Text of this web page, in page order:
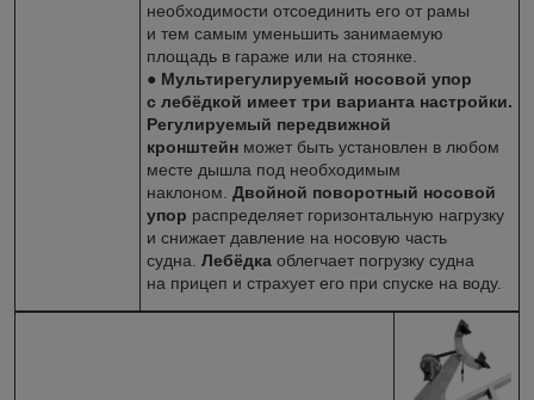
необходимости отсоединить его от рамы
и тем самым уменьшить занимаемую
площадь в гараже или на стоянке.
● Мультирегулируемый носовой упор
с лебёдкой имеет три варианта настройки.
Регулируемый передвижной
кронштейн может быть установлен в любом
месте дышла под необходимым
наклоном. Двойной поворотный носовой
упор распределяет горизонтальную нагрузку
и снижает давление на носовую часть
судна. Лебёдка облегчает погрузку судна
на прицеп и страхует его при спуске на воду.